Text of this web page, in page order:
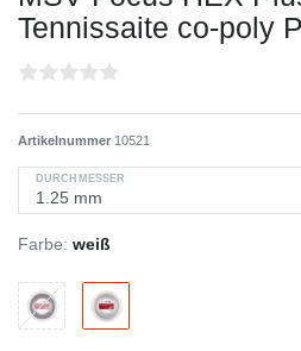
Tennissaite co-poly
Artikelnummer 10521
DURCHMESSER
Farbe: weiß